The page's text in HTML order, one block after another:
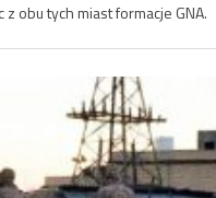
obu tych miast formacje GNA.